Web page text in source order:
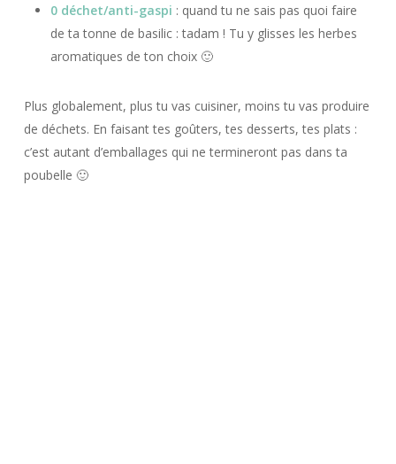
0 déchet/anti-gaspi : quand tu ne sais pas quoi faire
de ta tonne de basilic : tadam ! Tu y glisses les herbes
aromatiques de ton choix 🙂
Plus globalement, plus tu vas cuisiner, moins tu vas produire
de déchets. En faisant tes goûters, tes desserts, tes plats :
c’est autant d’emballages qui ne termineront pas dans ta
poubelle 🙂